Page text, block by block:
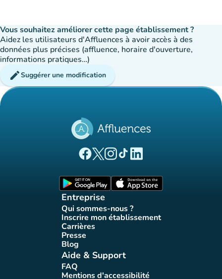
Vous souhaitez améliorer cette page établissement ?
Aidez les utilisateurs d'Affluences à avoir accès à des
données plus précises (affluence, horaire d'ouverture,
informations pratiques…)
editSuggérer une modification
(nouvel onglet)
(nouvel onglet)
(nouvel onglet)
(nouvel onglet)
(nouvel onglet)
Entreprise
Qui sommes-nous ?
(nouvel onglet)
Inscrire mon établissement
(nouvel onglet)
Carrières(nouvel onglet)
Presse(nouvel onglet)
Blog(nouvel onglet)
Aide & Support
FAQ(nouvel onglet)
Mentions d'accessibilité